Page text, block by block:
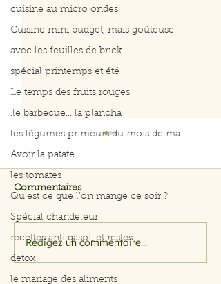
cuisine au micro ondes
Cuisine mini budget, mais goûteuse
avec les feuilles de brick
spécial printemps et été
Le temps des fruits rouges
.le barbecue... la plancha
les légumes primeurs du mois de ma
Avoir la patate
les tomates
Qu’est ce que l’on mange ce soir ?
Spécial chandeleur
recettes anti gaspi, et restes
detox
le mariage des aliments
Salade rapide d’avocat,
pomme et crevettes
Commentaires
Rédigez un commentaire...